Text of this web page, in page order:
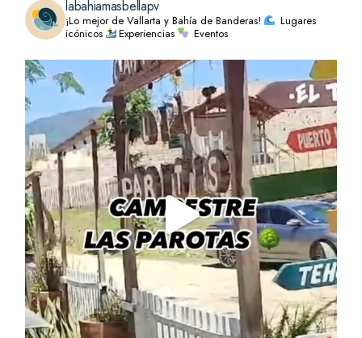
labahiamasbellapv
¡Lo mejor de Vallarta y Bahía de Banderas!
Lugares
icónicos
Experiencias Eventos